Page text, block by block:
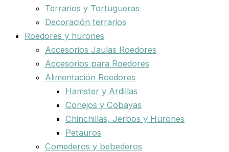
Terrarios y Tortugueras
Decoración terrarios
Roedores y hurones
Accesorios Jaulas Roedores
Accesorios para Roedores
Alimentación Roedores
Hamster y Ardillas
Conejos y Cobayas
Chinchillas, Jerbos y Hurones
Petauros
Comederos y bebederos